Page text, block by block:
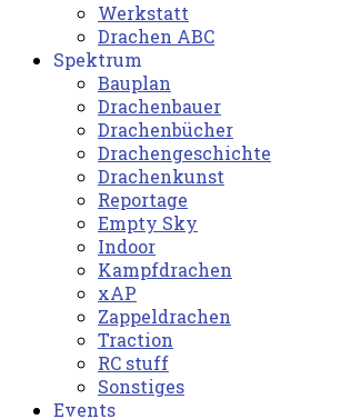
Werkstatt
Drachen ABC
Spektrum
Bauplan
Drachenbauer
Drachenbücher
Drachengeschichte
Drachenkunst
Reportage
Empty Sky
Indoor
Kampfdrachen
xAP
Zappeldrachen
Traction
RC stuff
Sonstiges
Events